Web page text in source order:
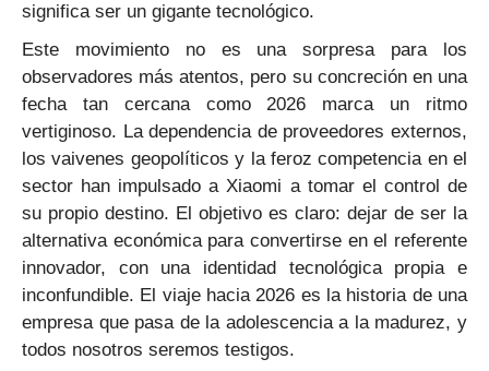
significa ser un gigante tecnológico.
Este movimiento no es una sorpresa para los
observadores más atentos, pero su concreción en una
fecha tan cercana como 2026 marca un ritmo
vertiginoso. La dependencia de proveedores externos,
los vaivenes geopolíticos y la feroz competencia en el
sector han impulsado a Xiaomi a tomar el control de
su propio destino. El objetivo es claro: dejar de ser la
alternativa económica para convertirse en el referente
innovador, con una identidad tecnológica propia e
inconfundible. El viaje hacia 2026 es la historia de una
empresa que pasa de la adolescencia a la madurez, y
todos nosotros seremos testigos.